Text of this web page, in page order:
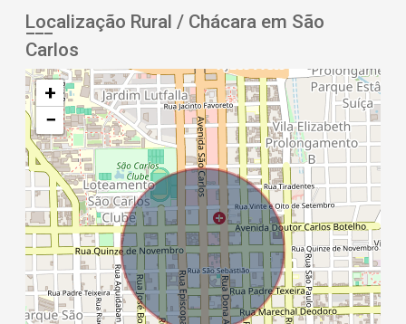
Localização Rural / Chácara em São
Carlos
+
−